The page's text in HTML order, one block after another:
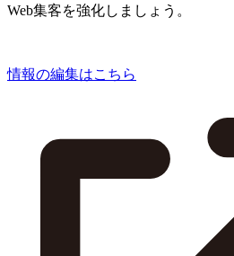
Web集客を強化しましょう。
情報の編集はこちら